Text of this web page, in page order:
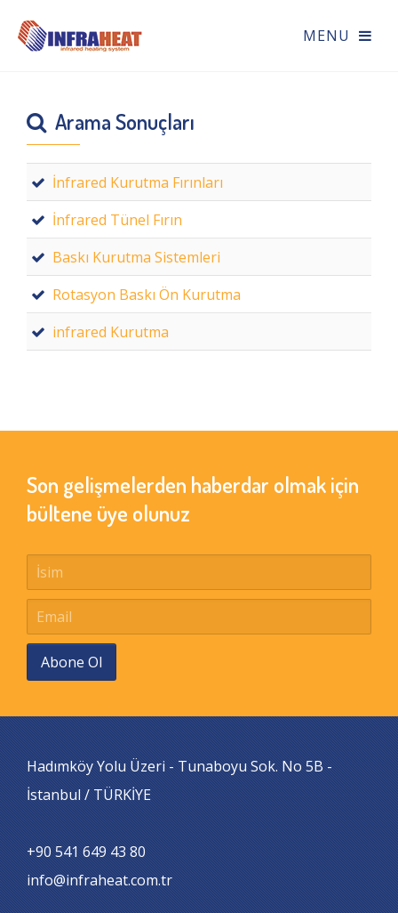
Arama Sonuçları
İnfrared Kurutma Fırınları
İnfrared Tünel Fırın
Baskı Kurutma Sistemleri
Rotasyon Baskı Ön Kurutma
infrared Kurutma
Son gelişmelerden haberdar olmak için
bültene üye olunuz
Abone Ol
Hadımköy Yolu Üzeri - Tunaboyu Sok. No 5B -
İstanbul / TÜRKİYE
+90 541 649 43 80
info@infraheat.com.tr